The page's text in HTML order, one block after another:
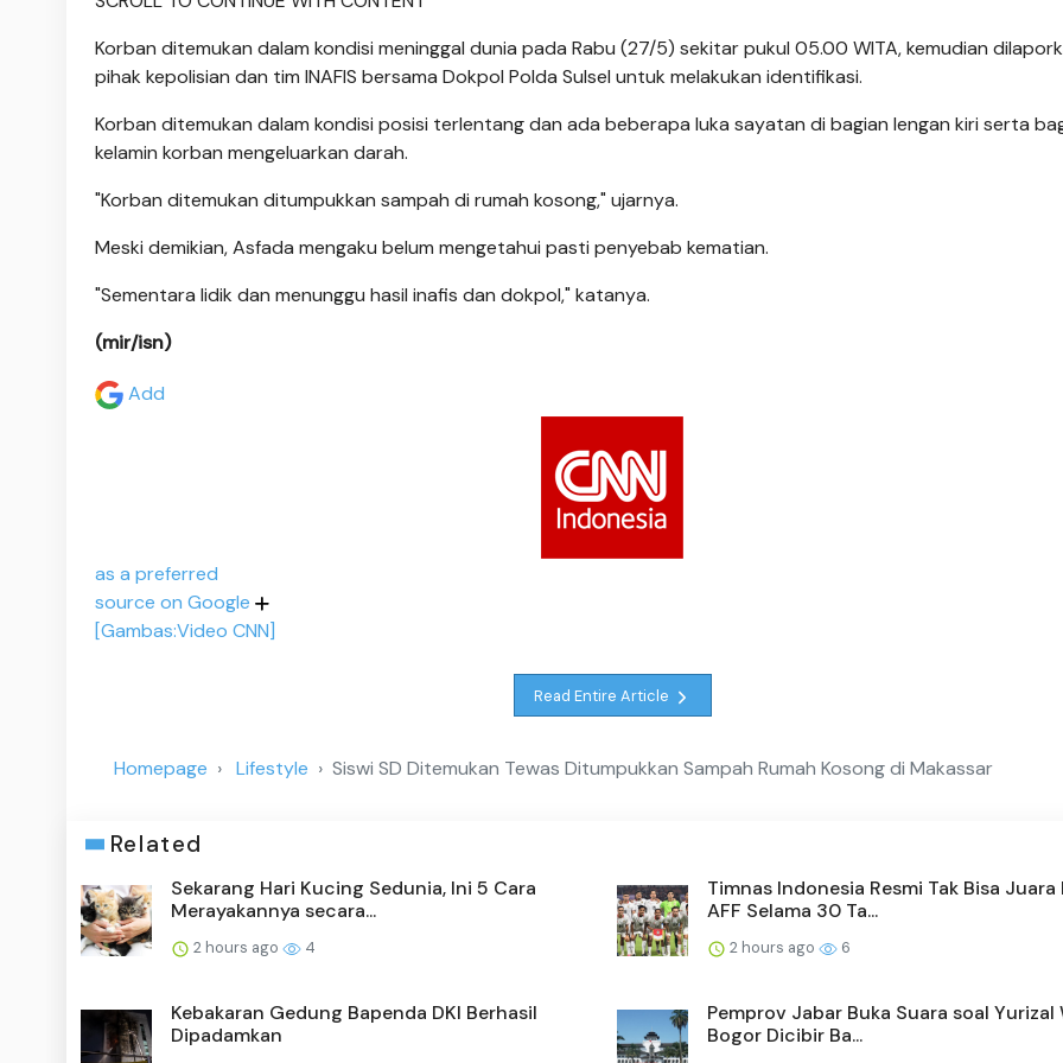
Korban ditemukan dalam kondisi meninggal dunia pada Rabu (27/5) sekitar pukul 05.00 WITA, kemudian
pihak kepolisian dan tim INAFIS bersama Dokpol Polda Sulsel untuk melakukan identifikasi.
Korban ditemukan dalam kondisi posisi terlentang dan ada beberapa luka sayatan di bagian lengan kiri serta
kelamin korban mengeluarkan darah.
"Korban ditemukan ditumpukkan sampah di rumah kosong," ujarnya.
Meski demikian, Asfada mengaku belum mengetahui pasti penyebab kematian.
"Sementara lidik dan menunggu hasil inafis dan dokpol," katanya.
(mir/isn)
Add
as a preferred
source on Google
[Gambas:Video CNN]
Read Entire Article
Homepage Lifestyle Siswi SD Ditemukan Tewas Ditumpukkan Sampah Rumah Kosong di Makassar
Related
Sekarang Hari Kucing Sedunia, Ini 5 Cara
Merayakannya secara...
2 hours ago 4
Timnas Indonesia Resmi Tak Bisa Juara
AFF Selama 30 Ta...
2 hours ago 6
Kebakaran Gedung Bapenda DKI Berhasil
Dipadamkan
Pemprov Jabar Buka Suara soal Yurizal
Bogor Dicibir Ba...